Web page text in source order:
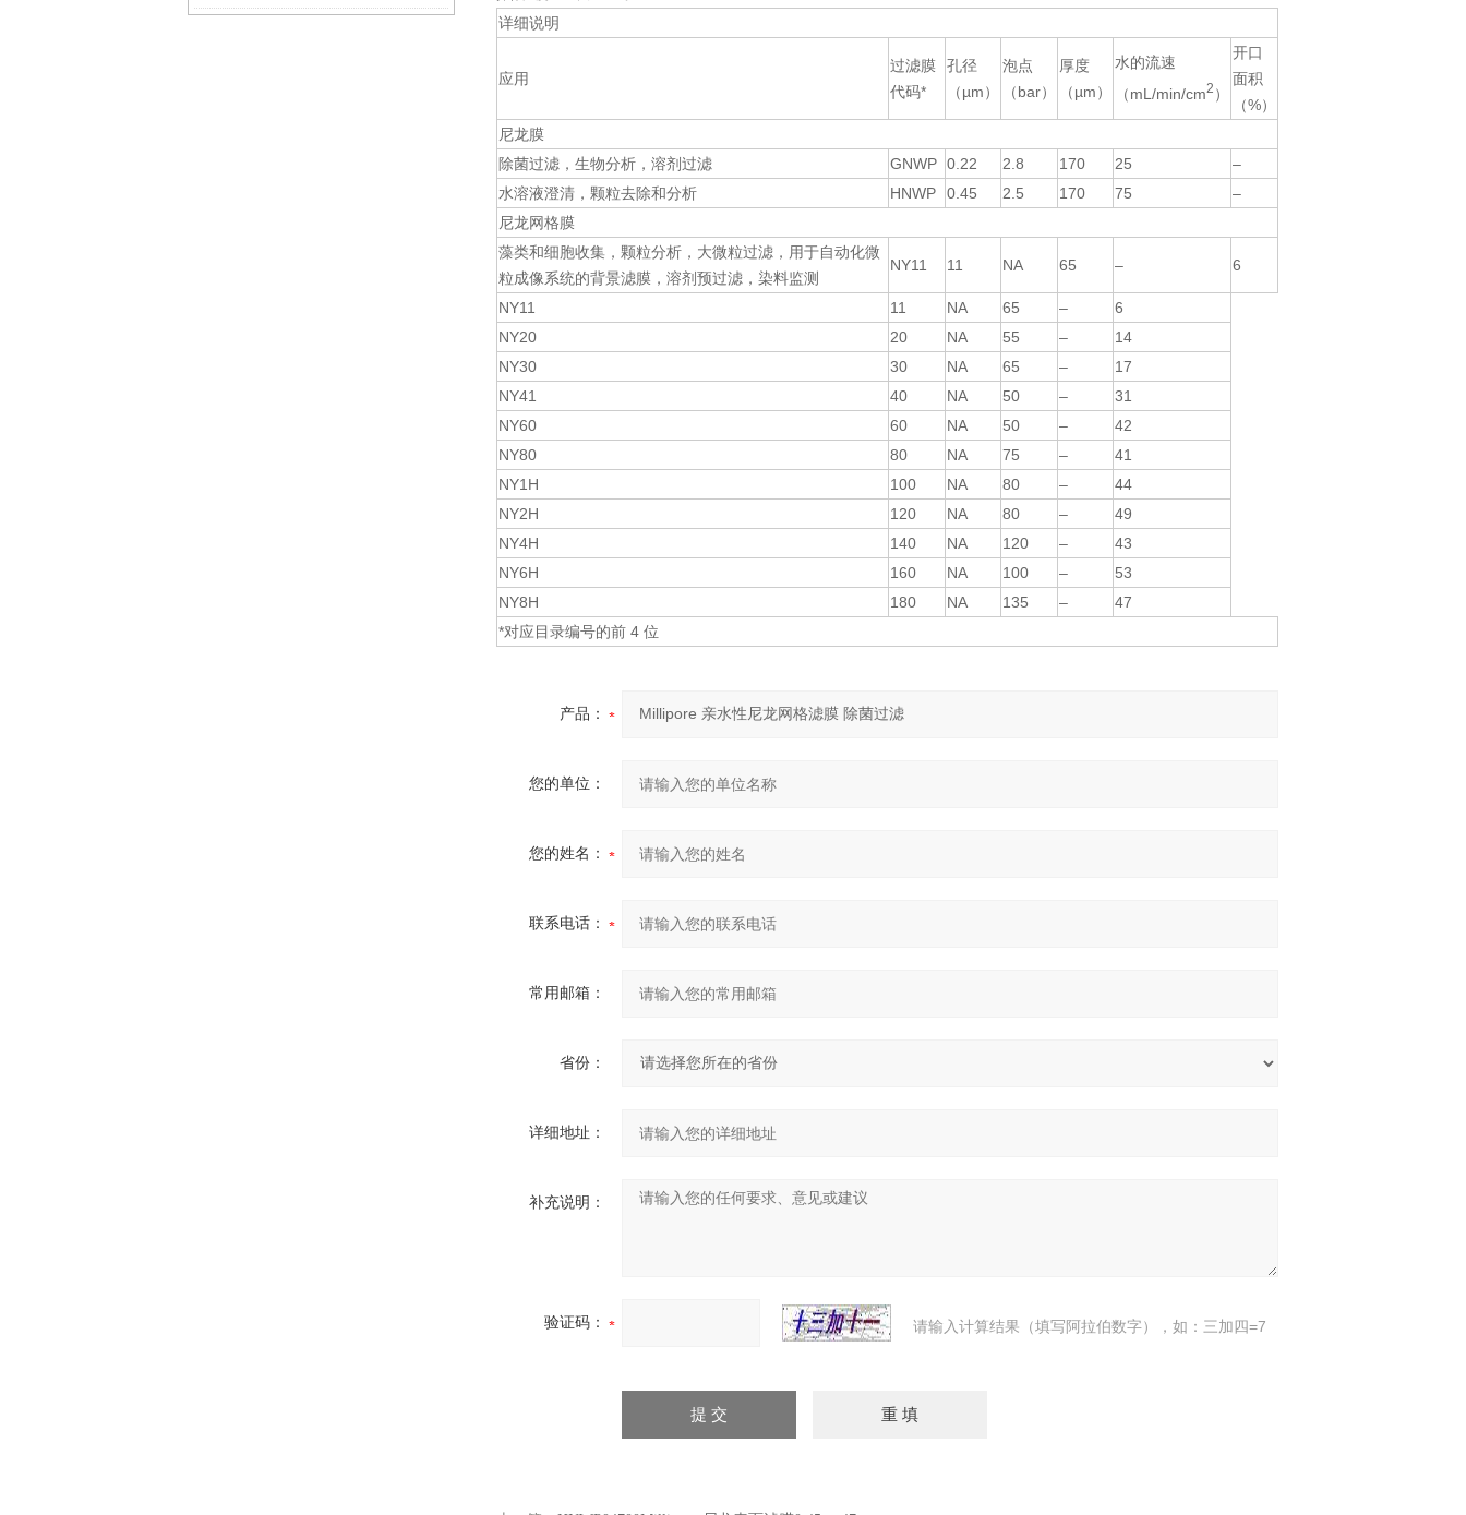
详细说明
应用
过滤膜
代码*
孔径
（µm）
泡点
（bar）
厚度
（µm）
水的流速
（mL/min/cm2 ）
开口
面积
（%）
尼龙膜
除菌过滤，生物分析，溶剂过滤
GNWP 0.22 2.8 170 25
–
水溶液澄清，颗粒去除和分析
HNWP 0.45 2.5 170 75
–
尼龙网格膜
藻类和细胞收集，颗粒分析，大微粒过滤，用于自动化微
粒成像系统的背景滤膜，溶剂预过滤，染料监测
NY11 11 NA 65 – 6
NY11 11 NA 65 –
6
NY20
20 NA 55 –
14
NY30
30 NA 65 –
17
NY41
40 NA 50 –
31
NY60
60 NA 50 –
42
NY80
80 NA 75 –
41
NY1H
100 NA 80 –
44
NY2H
120 NA 80 –
49
NY4H
140 NA 120 –
43
NY6H
160 NA 100 –
53
NY8H
180 NA 135 –
47
*对应目录编号的前 4 位
产品：
您的单位：
您的姓名：
联系电话：
常用邮箱：
省份：
详细地址：
补充说明：
验证码： 请输入计算结果（填写阿拉伯数字），如：三加四=7